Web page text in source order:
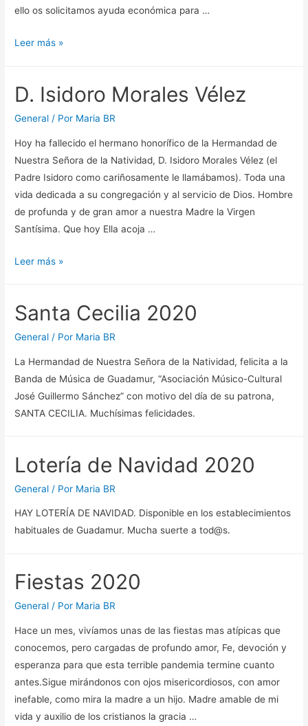
ello os solicitamos ayuda económica para …
Donativos
Leer más »
D. Isidoro Morales Vélez
General / Por Maria BR
Hoy ha fallecido el hermano honorífico de la Hermandad de
Nuestra Señora de la Natividad, D. Isidoro Morales Vélez (el
Padre Isidoro como cariñosamente le llamábamos). Toda una
vida dedicada a su congregación y al servicio de Dios. Hombre
de profunda y de gran amor a nuestra Madre la Virgen
Santísima. Que hoy Ella acoja …
D.
Vélez
Leer más »
Santa Cecilia 2020
General / Por Maria BR
La Hermandad de Nuestra Señora de la Natividad, felicita a la
Banda de Música de Guadamur, “Asociación Músico-Cultural
José Guillermo Sánchez” con motivo del día de su patrona,
SANTA CECILIA. Muchísimas felicidades.
Lotería de Navidad 2020
General / Por Maria BR
HAY LOTERÍA DE NAVIDAD. Disponible en los establecimientos
habituales de Guadamur. Mucha suerte a tod@s.
Fiestas 2020
General / Por Maria BR
Hace un mes, vivíamos unas de las fiestas mas atípicas que
conocemos, pero cargadas de profundo amor, Fe, devoción y
esperanza para que esta terrible pandemia termine cuanto
antes.Sigue mirándonos con ojos misericordiosos, con amor
inefable, como mira la madre a un hijo. Madre amable de mi
vida y auxilio de los cristianos la gracia …